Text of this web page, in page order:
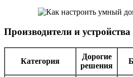
Производители и устройства
Категория
Дорогие
решения